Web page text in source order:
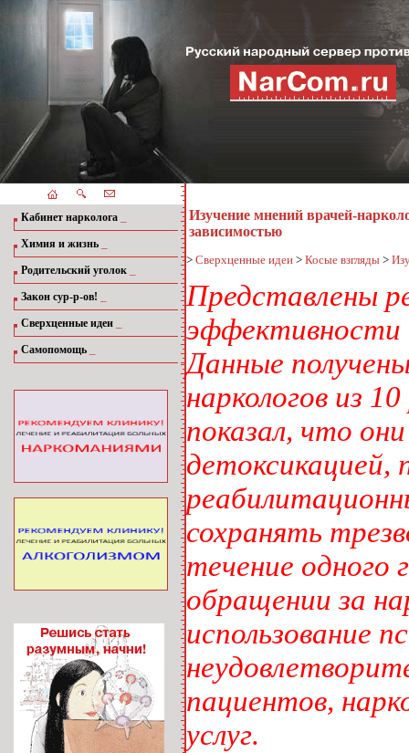
Кабинет нарколога
Химия и жизнь
Родительский уголок
Закон сур-р-ов!
Сверхценные идеи
Самопомощь
Изучение мнений врачей-
зависимостью
> Сверхценные идеи > Косые взгляды >
Представлены
эффективности
Данные
наркологов из
показал, что
детоксикацией,
сохранять
течение одного
обращении за
использование
пациентов,
услуг.